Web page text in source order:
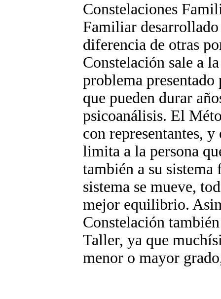
Constelaciones
Familiar
diferencia de otras
Constelación sale a
problema
que pueden durar
psicoanálisis. El
con representantes,
limita a la persona
también a su
sistema se mueve,
mejor equilibrio.
Constelación
Taller, ya que
menor o mayor